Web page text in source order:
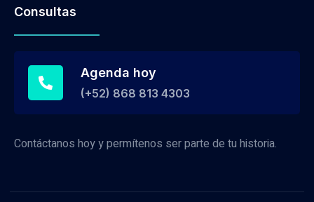
Consultas
Agenda hoy
(+52) 868 813 4303
Contáctanos hoy y permítenos ser parte de tu historia.